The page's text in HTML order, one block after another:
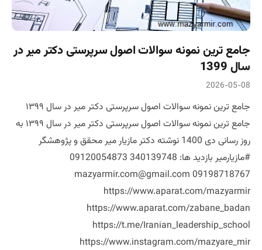
جامع ترین نمونه سوالات اصول سرپرستی دکتر میر در
سال 1399
2026-05-08
جامع ترین نمونه سوالات اصول سرپرستی دکتر میر در سال ۱۳۹۹
جامع ترین نمونه سوالات اصول سرپرستی دکتر میر در سال ۱۳۹۹ به
روز رسانی دی 1400 نوشته دکتر مازیار میر محقق و پژوهشگر
#مازیارمیر بازدید ها: 340139748 09120054873
09198718767 mazyarmir.com@gmail.com
https://www.aparat.com/mazyarmir
https://www.aparat.com/zabane_badan
https://t.me/Iranian_leadership_school
https://www.instagram.com/mazyare_mir